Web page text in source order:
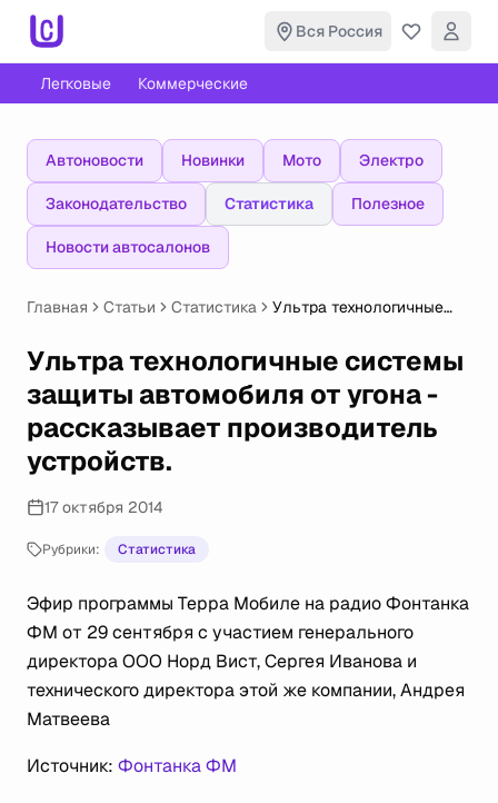
Вся Россия
Легковые Коммерческие
Автоновости Новинки Мото Электро
Законодательство Статистика Полезное
Новости автосалонов
Главная Статьи Статистика
Ультра технологичные
автомобиля от угона -
рассказывает
производитель
устройств.
Ультра технологичные системы
защиты автомобиля от угона -
рассказывает производитель
устройств.
17 октября 2014
Рубрики: Статистика
Эфир программы Терра Мобиле на радио Фонтанка
ФМ от 29 сентября с участием генерального
директора ООО Норд Вист, Сергея Иванова и
технического директора этой же компании, Андрея
Матвеева
Источник: Фонтанка ФМ